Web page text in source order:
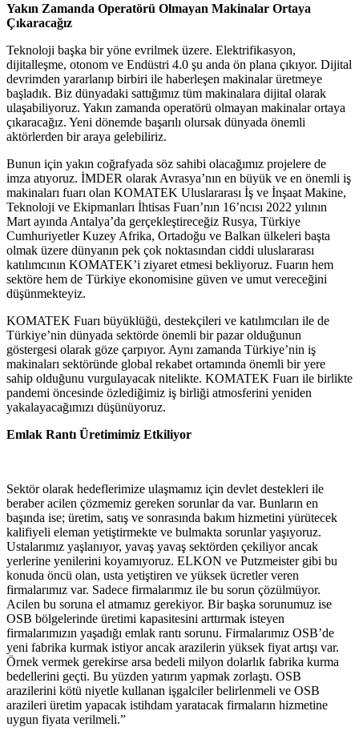
Yakın Zamanda Operatörü Olmayan Makinalar Ortaya
Çıkaracağız
Teknoloji başka bir yöne evrilmek üzere. Elektrifikasyon,
dijitalleşme, otonom ve Endüstri 4.0 şu anda ön plana çıkıyor. Dijital
devrimden yararlanıp birbiri ile haberleşen makinalar üretmeye
başladık. Biz dünyadaki sattığımız tüm makinalara dijital olarak
ulaşabiliyoruz. Yakın zamanda operatörü olmayan makinalar ortaya
çıkaracağız. Yeni dönemde başarılı olursak dünyada önemli
aktörlerden bir araya gelebiliriz.
Bunun için yakın coğrafyada söz sahibi olacağımız projelere de
imza atıyoruz. İMDER olarak Avrasya’nın en büyük ve en önemli iş
makinaları fuarı olan KOMATEK Uluslararası İş ve İnşaat Makine,
Teknoloji ve Ekipmanları İhtisas Fuarı’nın 16’ncısı 2022 yılının
Mart ayında Antalya’da gerçekleştireceğiz Rusya, Türkiye
Cumhuriyetler Kuzey Afrika, Ortadoğu ve Balkan ülkeleri başta
olmak üzere dünyanın pek çok noktasından ciddi uluslararası
katılımcının KOMATEK’i ziyaret etmesi bekliyoruz. Fuarın hem
sektöre hem de Türkiye ekonomisine güven ve umut vereceğini
düşünmekteyiz.
KOMATEK Fuarı büyüklüğü, destekçileri ve katılımcıları ile de
Türkiye’nin dünyada sektörde önemli bir pazar olduğunun
göstergesi olarak göze çarpıyor. Aynı zamanda Türkiye’nin iş
makinaları sektöründe global rekabet ortamında önemli bir yere
sahip olduğunu vurgulayacak nitelikte. KOMATEK Fuarı ile birlikte
pandemi öncesinde özlediğimiz iş birliği atmosferini yeniden
yakalayacağımızı düşünüyoruz.
Emlak Rantı Üretimimiz Etkiliyor
Sektör olarak hedeflerimize ulaşmamız için devlet destekleri ile
beraber acilen çözmemiz gereken sorunlar da var. Bunların en
başında ise; üretim, satış ve sonrasında bakım hizmetini yürütecek
kalifiyeli eleman yetiştirmekte ve bulmakta sorunlar yaşıyoruz.
Ustalarımız yaşlanıyor, yavaş yavaş sektörden çekiliyor ancak
yerlerine yenilerini koyamıyoruz. ELKON ve Putzmeister gibi bu
konuda öncü olan, usta yetiştiren ve yüksek ücretler veren
firmalarımız var. Sadece firmalarımız ile bu sorun çözülmüyor.
Acilen bu soruna el atmamız gerekiyor. Bir başka sorunumuz ise
OSB bölgelerinde üretimi kapasitesini arttırmak isteyen
firmalarımızın yaşadığı emlak rantı sorunu. Firmalarımız OSB’de
yeni fabrika kurmak istiyor ancak arazilerin yüksek fiyat artışı var.
Örnek vermek gerekirse arsa bedeli milyon dolarlık fabrika kurma
bedellerini geçti. Bu yüzden yatırım yapmak zorlaştı. OSB
arazilerini kötü niyetle kullanan işgalciler belirlenmeli ve OSB
arazileri üretim yapacak istihdam yaratacak firmaların hizmetine
uygun fiyata verilmeli.”